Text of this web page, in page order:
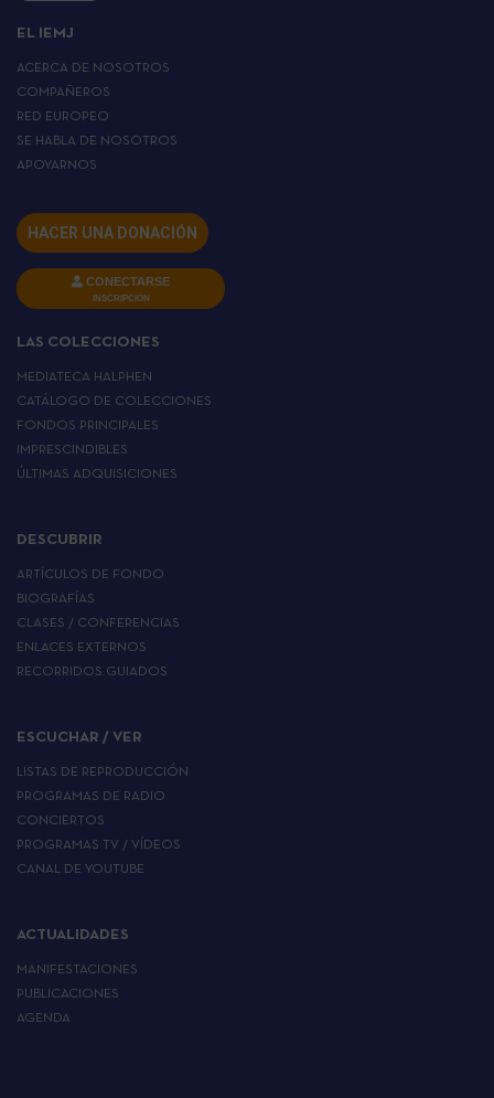
EL IEMJ
ACERCA DE NOSOTROS
COMPAÑEROS
RED EUROPEO
SE HABLA DE NOSOTROS
APOYARNOS
HACER UNA DONACIÓN
CONECTARSE
INSCRIPCIÓN
LAS COLECCIONES
MEDIATECA HALPHEN
CATÁLOGO DE COLECCIONES
FONDOS PRINCIPALES
IMPRESCINDIBLES
ÚLTIMAS ADQUISICIONES
DESCUBRIR
ARTÍCULOS DE FONDO
BIOGRAFÍAS
CLASES / CONFERENCIAS
ENLACES EXTERNOS
RECORRIDOS GUIADOS
ESCUCHAR / VER
LISTAS DE REPRODUCCIÓN
PROGRAMAS DE RADIO
CONCIERTOS
PROGRAMAS TV / VÍDEOS
CANAL DE YOUTUBE
ACTUALIDADES
MANIFESTACIONES
PUBLICACIONES
AGENDA